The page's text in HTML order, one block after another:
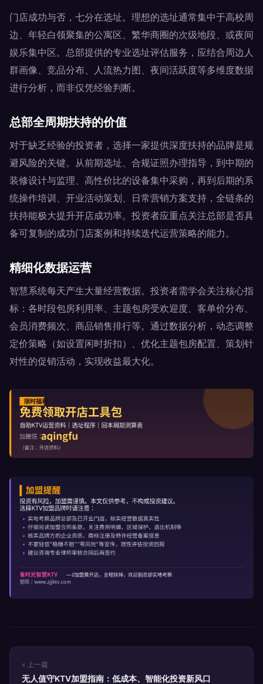
门店成功与否，七分在选址。理想的选址通常集中于高校周
边、年轻白领聚集的公寓区、繁华商圈的次级地段、或夜间
娱乐集中区。总部提供的专业选址评估服务，应结合周边人
群画像、竞品分布、人流热力图、夜间活跃度等多维度数据
进行分析，而非仅凭经验判断。
总部全周期扶持的价值
对于缺乏经验的投资者，选择一家提供深度扶持的品牌是规
避风险的关键。从前期选址、合规证照办理指导，到中期的
装修设计与监理、高性价比的设备集中采购，再到后期的系
统操作培训、开业活动策划、日常营销方案支持，全链条的
扶持能极大提升开店成功率。投资者应重点关注总部是否具
备可复制的成功门店案例和持续迭代运营策略的能力。
精细化数据运营
智慧系统每天产生大量经营数据。投资者需学会关注核心指
标：各时段包房利用率、主题包房受欢迎度、客单价分布、
会员消费频次、商品销售排行等。通过数据分析，动态调整
定价策略（如设置闲时折扣）、优化主题包房配置、策划针
对性的促销活动，实现收益最大化。
« 上一篇
无人值守KTV加盟指南：低成本、智能化投资新风口